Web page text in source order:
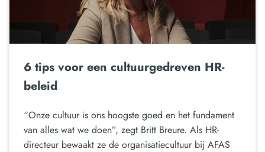
6 tips voor een cultuurgedreven HR-
beleid
“Onze cultuur is ons hoogste goed en het fundament
van alles wat we doen”, zegt Britt Breure. Als HR-
directeur bewaakt ze de organisatiecultuur bij AFAS